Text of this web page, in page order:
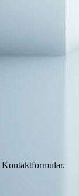
Kontaktformular.